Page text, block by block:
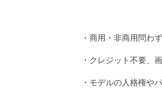
・商用・非商用問わ
・クレジット不要、
・モデルの人格権や